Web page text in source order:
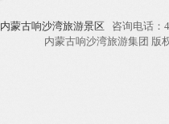
内蒙古响沙湾旅游景区 咨询电话
内蒙古响沙湾旅游集团